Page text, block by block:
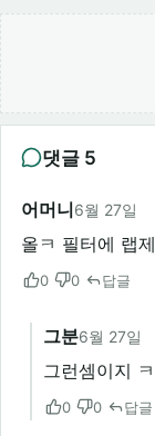
댓글 5
어머니6월 27일
올ㅋ 필터에 랩
0 0 답글
그분6월 27일
그런셈이지
0 0 답글